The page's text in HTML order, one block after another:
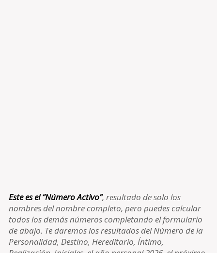
Este es el “Número Activo”, resultado de solo los
nombres del nombre completo, pero puedes calcular
todos los demás números completando el formulario
de abajo. Te daremos los resultados del Número de la
Personalidad, Destino, Hereditario, Íntimo,